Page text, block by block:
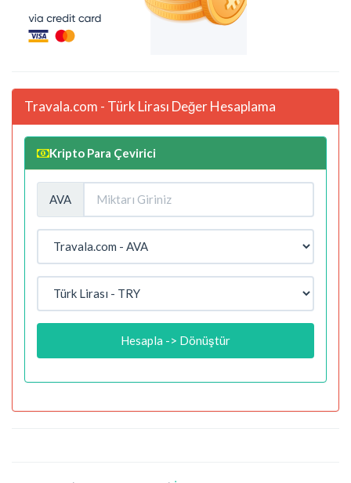
Travala.com - Türk Lirası Değer Hesaplama
Kripto Para Çevirici
AVA
Hesapla -> Dönüştür